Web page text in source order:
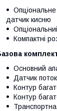
датчик кисню
Компактні
Основний
Датчик
Контур
Контур